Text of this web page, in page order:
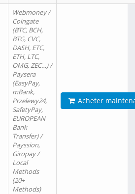
Webmoney /
Coingate
(BTC, BCH,
BTG, CVC,
DASH, ETC,
ETH, LTC,
OMG, ZEC…) /
Paysera
(EasyPay,
mBank,
Przelewy24,
SafetyPay,
EUROPEAN
Bank
Transfer) /
Payssion,
Giropay /
Local
Methods
(20+
Methods)
Acheter